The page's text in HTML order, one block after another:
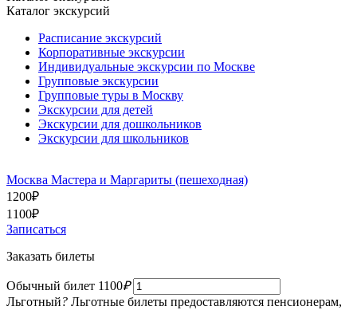
Каталог экскурсий
Расписание экскурсий
Корпоративные экскурсии
Индивидуальные экскурсии по Москве
Групповые экскурсии
Групповые туры в Москву
Экскурсии для детей
Экскурсии для дошкольников
Экскурсии для школьников
Москва Мастера и Маргариты (пешеходная)
1200₽
1100₽
Записаться
Заказать билеты
Обычный билет 1100₽
Льготный? Льготные билеты предоставляются пенсионерам,